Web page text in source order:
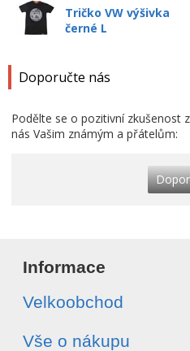
Tričko VW výšivka
černé L
Doporučte nás
Podělte se o pozitivní zkušenost
nás Vašim známým a přátelům:
Informace
Velkoobchod
Vše o nákupu